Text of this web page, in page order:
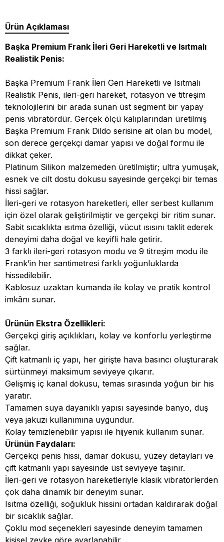
Ürün Açıklaması
Başka Premium Frank İleri Geri Hareketli ve Isıtmalı
Realistik Penis:
Başka Premium Frank İleri Geri Hareketli ve Isıtmalı
Realistik Penis, ileri-geri hareket, rotasyon ve titreşim
teknolojilerini bir arada sunan üst segment bir yapay
penis vibratördür. Gerçek ölçü kalıplarından üretilmiş
Başka Premium Frank Dildo serisine ait olan bu model,
son derece gerçekçi damar yapısı ve doğal formu ile
dikkat çeker.
Platinum Silikon malzemeden üretilmiştir; ultra yumuşak,
esnek ve cilt dostu dokusu sayesinde gerçekçi bir temas
hissi sağlar.
İleri-geri ve rotasyon hareketleri, eller serbest kullanım
için özel olarak geliştirilmiştir ve gerçekçi bir ritim sunar.
Sabit sıcaklıkta ısıtma özelliği, vücut ısısını taklit ederek
deneyimi daha doğal ve keyifli hale getirir.
3 farklı ileri-geri rotasyon modu ve 9 titreşim modu ile
Frank’in her santimetresi farklı yoğunluklarda
hissedilebilir.
Kablosuz uzaktan kumanda ile kolay ve pratik kontrol
imkânı sunar.
Ürünün Ekstra Özellikleri:
Gerçekçi giriş açıklıkları, kolay ve konforlu yerleştirme
sağlar.
Çift katmanlı iç yapı, her girişte hava basıncı oluşturarak
sürtünmeyi maksimum seviyeye çıkarır.
Gelişmiş iç kanal dokusu, temas sırasında yoğun bir his
yaratır.
Tamamen suya dayanıklı yapısı sayesinde banyo, duş
veya jakuzi kullanımına uygundur.
Kolay temizlenebilir yapısı ile hijyenik kullanım sunar.
Ürünün Faydaları:
Gerçekçi penis hissi, damar dokusu, yüzey detayları ve
çift katmanlı yapı sayesinde üst seviyeye taşınır.
İleri-geri ve rotasyon hareketleriyle klasik vibratörlerden
çok daha dinamik bir deneyim sunar.
Isıtma özelliği, soğukluk hissini ortadan kaldırarak doğal
bir sıcaklık sağlar.
Çoklu mod seçenekleri sayesinde deneyim tamamen